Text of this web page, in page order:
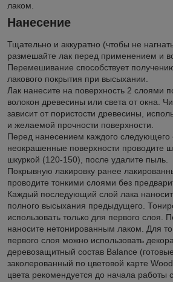
лаком.
Нанесение
Тщательно и аккуратно (чтобы не
размешайте лак перед применением и
Перемешивание способствует
лакового покрытия при высыхании.
Лак нанесите на поверхность 2 слоями
волокон древесины или света от окна.
зависит от пористости древесины,
и желаемой прочности поверхности.
Перед нанесением каждого
неокрашенные поверхности проводите
шкуркой (120-150), после удалите пыль.
Покрывную лакировку ранее
проводите тонкими слоями без
Каждый последующий слой лака
полного высыхания предыдущего.
использовать только для первого слоя.
наносите нетонированным лаком. Для
первого слоя можно использовать
деревозащитный состав Balance
заколерованный по цветовой карте
цвета рекомендуется до начала работы